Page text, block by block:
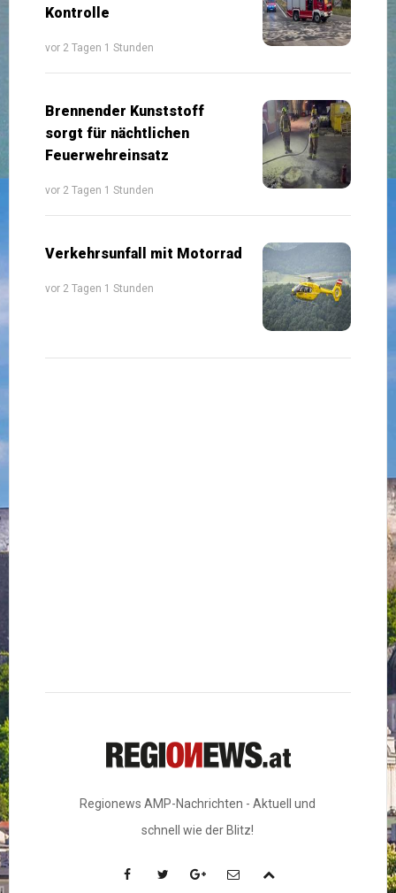
Kontrolle
vor 2 Tagen 1 Stunden
Brennender Kunststoff
sorgt für nächtlichen
Feuerwehreinsatz
vor 2 Tagen 1 Stunden
Verkehrsunfall mit Motorrad
vor 2 Tagen 1 Stunden
Regionews AMP-Nachrichten - Aktuell und
schnell wie der Blitz!